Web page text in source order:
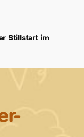
Stillstart im